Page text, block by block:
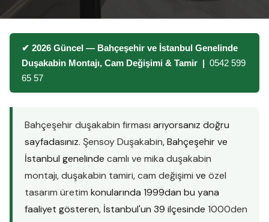
✔ 2026 Güncel — Bahçeşehir ve İstanbul Genelinde
Duşakabin Montajı, Cam Değişimi & Tamir | 0542 599
65 57
Bahçeşehir duşakabin firması arıyorsanız doğru
sayfadasınız. Şensoy Duşakabin, Bahçeşehir ve
İstanbul genelinde camlı ve mika duşakabin
montajı,duşakabin tamiri,cam değişimi ve özel
tasarım üretim konularında 1999dan bu yana
faaliyet gösteren, İstanbul'un 39 ilçesinde 1000den